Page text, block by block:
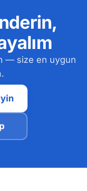
— size en uygun